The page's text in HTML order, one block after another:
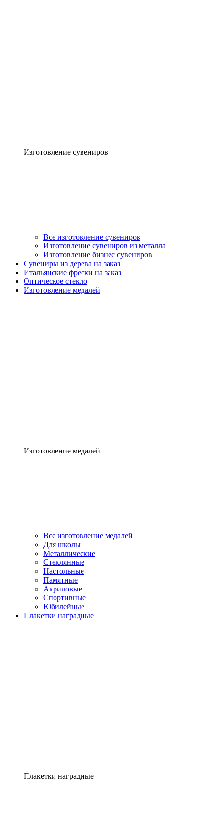
Изготовление сувениров
Все изготовление сувениров
Изготовление сувениров из металла
Изготовление бизнес сувениров
Сувениры из дерева на заказ
Итальянские фрески на заказ
Оптическое стекло
Изготовление медалей
Изготовление медалей
Все изготовление медалей
Для школы
Металлические
Стеклянные
Настольные
Памятные
Акриловые
Спортивные
Юбилейные
Плакетки наградные
Плакетки наградные